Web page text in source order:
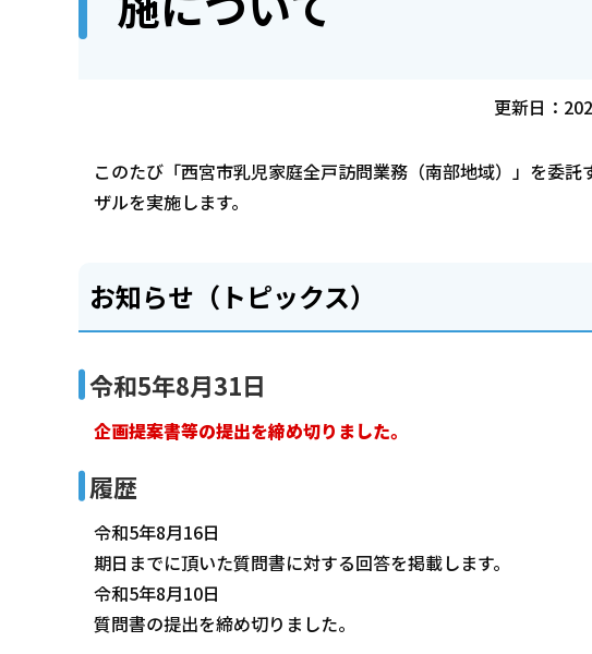
更新日：
このたび「西宮市乳児家庭全戸訪問業務（南部地域）」を委
ザルを実施します。
お知らせ（トピックス）
令和5年8月31日
企画提案書等の提出を締め切りました。
履歴
令和5年8月16日
期日までに頂いた質問書に対する回答を掲載します。
令和5年8月10日
質問書の提出を締め切りました。